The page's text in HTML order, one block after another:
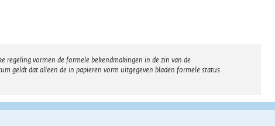
regeling vormen de formele bekendmakingen in de zin van de
geldt dat alleen de in papieren vorm uitgegeven bladen formele status